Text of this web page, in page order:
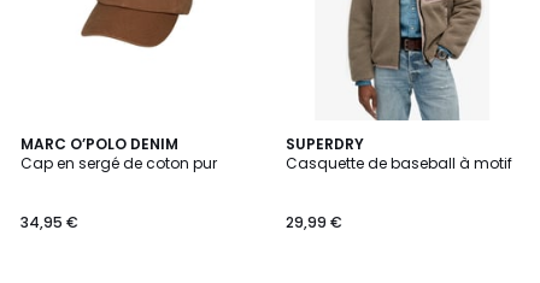
MARC O’POLO DENIM
Cap en sergé de coton pur
34,95 €
SUPERDRY
Casquette de baseball à motif
29,99 €